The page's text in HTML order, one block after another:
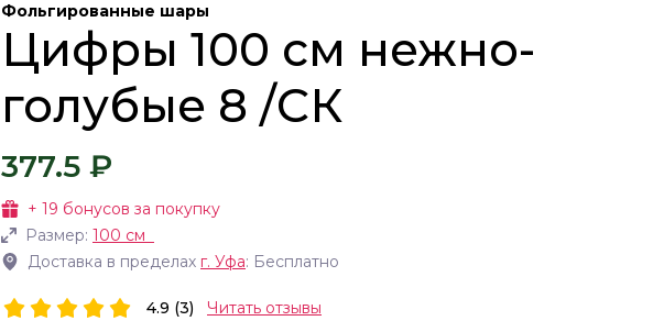
Фольгированные шары
Цифры 100 см нежно-
голубые 8 /СК
377.5 ₽
+ 19 бонусов за покупку
Размер: 100 см
Доставка в пределах г. Уфа: Бесплатно
4.9 (3) Читать отзывы